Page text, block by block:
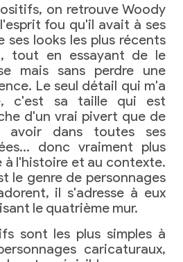
on retrouve Woody
fou qu'il avait à ses
ses looks les plus récents
tout en essayant de le
mais sans perdre une
Le seul détail qui m'a
c'est sa taille qui est
d'un vrai pivert que de
dans toutes ses
donc vraiment plus
à l'histoire et au contexte.
le genre de personnages
il s'adresse à eux
le quatrième mur.
sont les plus simples à
caricaturaux,